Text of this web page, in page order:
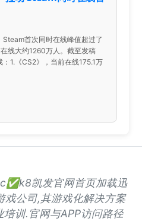
首次同时在线峰值超过了
线大约1260万人。截至发稿
1.《CS2》，当前在线175.1万
凯发官网首页加载迅
戏公司,其游戏化解决方案
训.官网与APP访问路径